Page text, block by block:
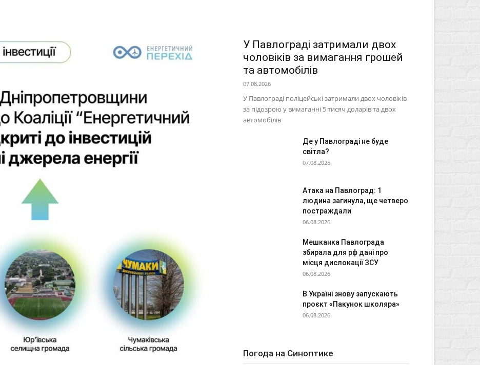
У Павлограді затримали двох
чоловіків за вимагання грошей
та автомобілів
07.08.2026
У Павлограді поліцейські затримали двох чоловіків
за підозрою у вимаганні 5 тисяч доларів та двох
автомобілів
Де у Павлограді не буде
світла?
07.08.2026
Атака на Павлоград: 1
людина загинула, ще четверо
постраждали
06.08.2026
Мешканка Павлограда
збирала для рф дані про
місця дислокації ЗСУ
06.08.2026
В Україні знову запускають
проєкт «Пакунок школяра»
06.08.2026
Погода на Синоптике